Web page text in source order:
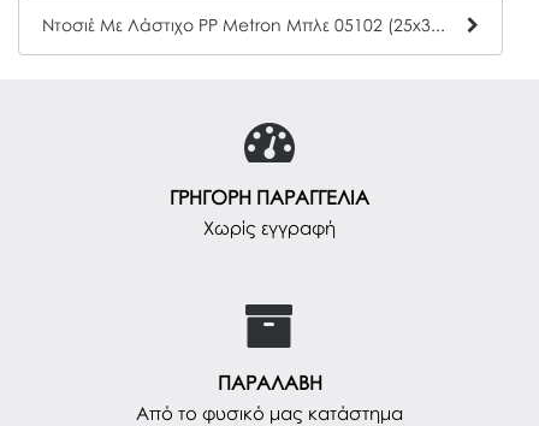
Ντοσιέ Με Λάστιχο PP Metron Μπλε 05102 (25x35cm)
ΓΡΗΓΟΡΗ ΠΑΡΑΓΓΕΛΙΑ
Χωρίς εγγραφή
ΠΑΡΑΛΑΒΗ
Από το φυσικό μας κατάστημα